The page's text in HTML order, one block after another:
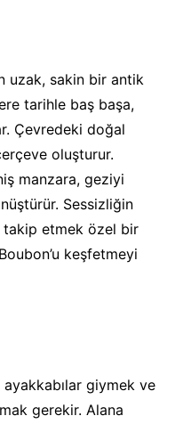
uzak, sakin bir antik
tarihle baş başa,
Çevredeki doğal
oluşturur.
manzara, geziyi
Sessizliğin
takip etmek özel bir
keşfetmeyi
giymek ve
gerekir. Alana